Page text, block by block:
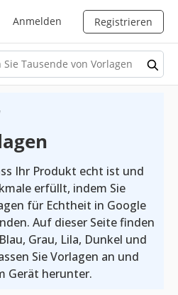
Anmelden Registrieren
Ihr Produkt echt ist und
erfüllt, indem Sie
für Echtheit in Google
Auf dieser Seite finden
Grau, Lila, Dunkel und
Sie Vorlagen an und
Gerät herunter.